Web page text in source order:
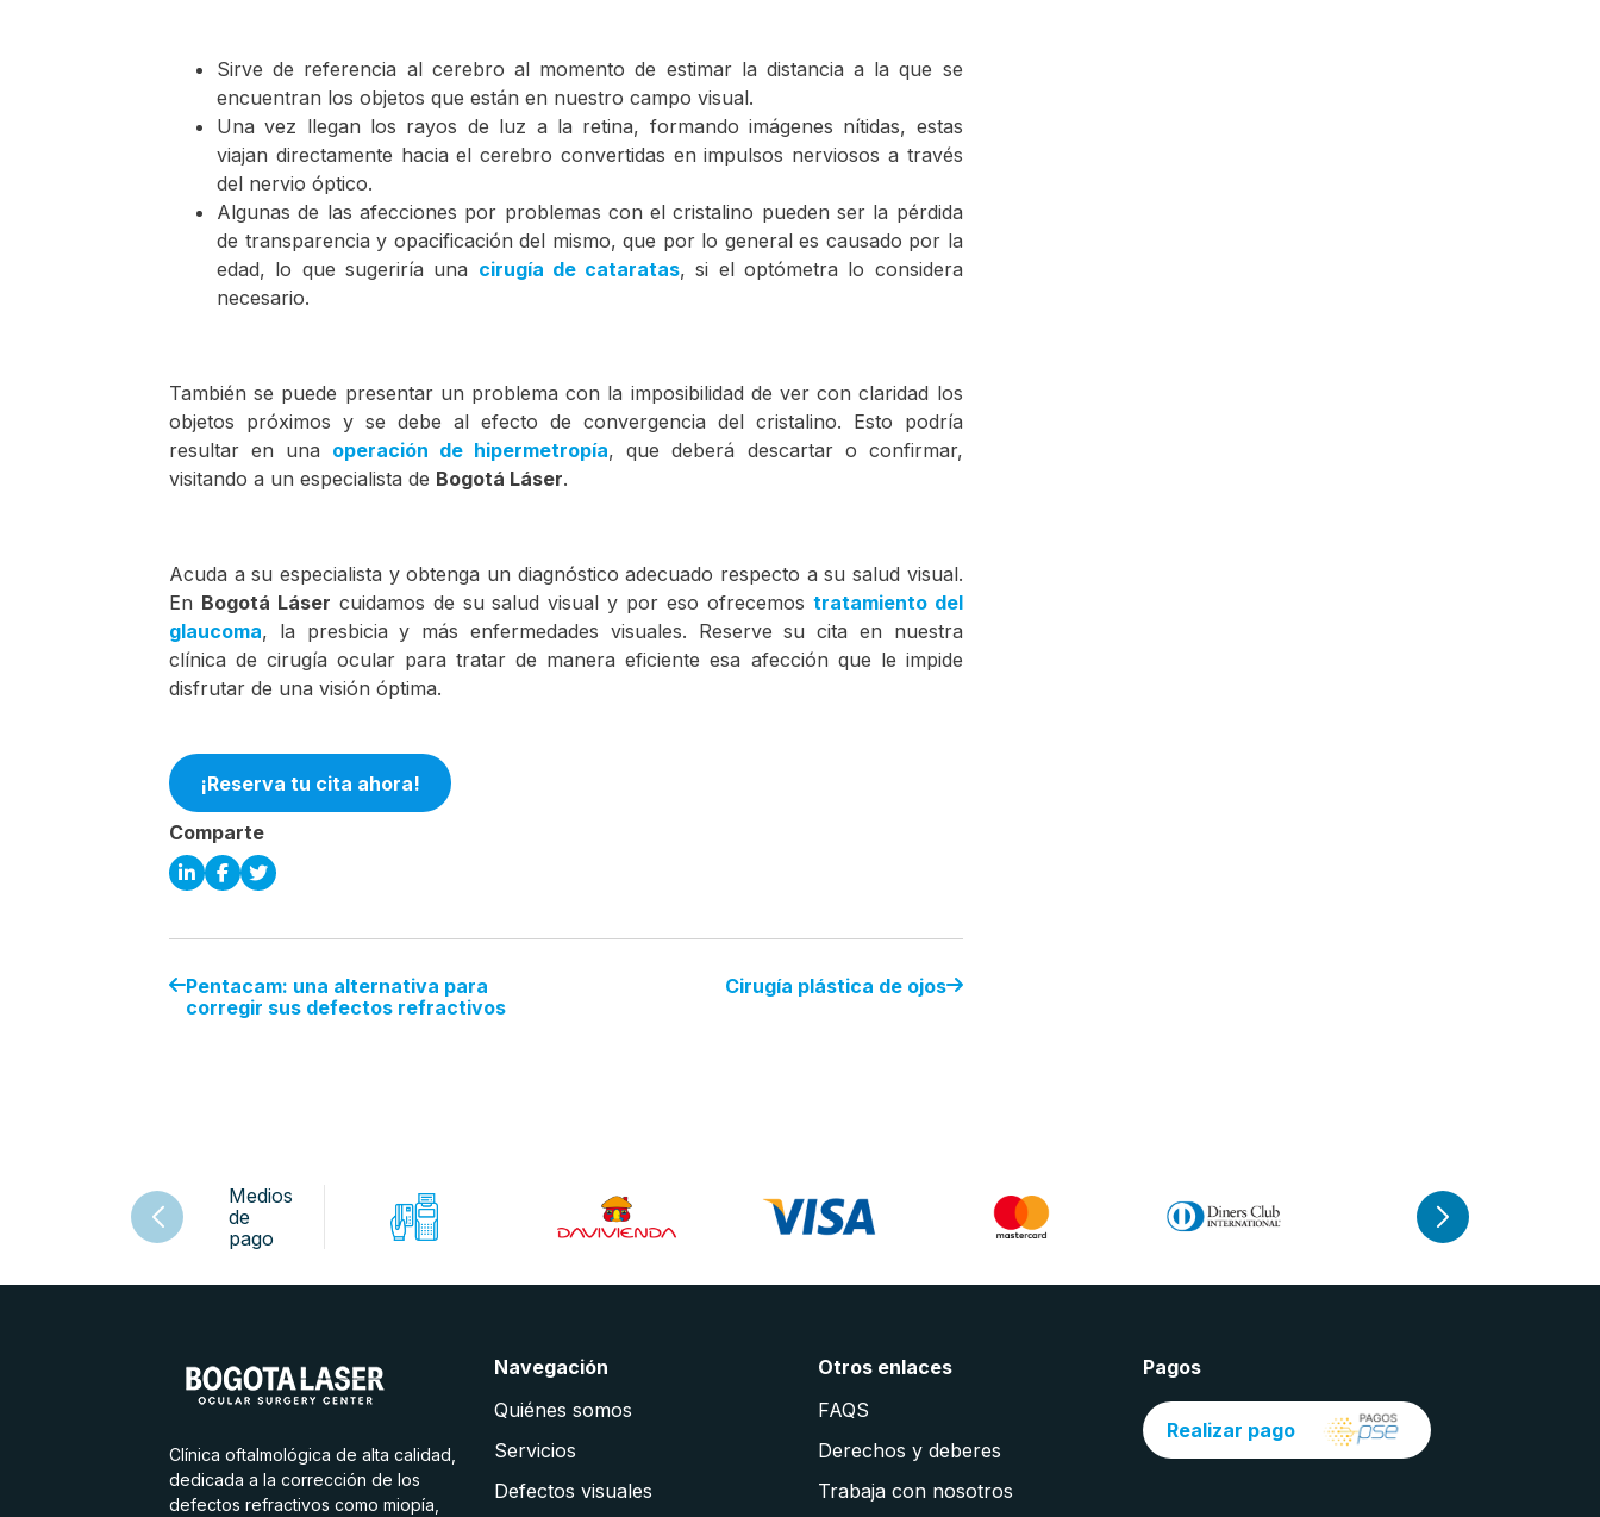
Sirve de referencia al cerebro al momento de estimar la distancia a la que se
encuentran los objetos que están en nuestro campo visual.
Una vez llegan los rayos de luz a la retina, formando imágenes nítidas, estas
viajan directamente hacia el cerebro convertidas en impulsos nerviosos a través
del nervio óptico.
Algunas de las afecciones por problemas con el cristalino pueden ser la pérdida
de transparencia y opacificación del mismo, que por lo general es causado por la
edad, lo que sugeriría una cirugía de cataratas, si el optómetra lo considera
necesario.
También se puede presentar un problema con la imposibilidad de ver con claridad los
objetos próximos y se debe al efecto de convergencia del cristalino. Esto podría
resultar en una operación de hipermetropía, que deberá descartar o confirmar,
visitando a un especialista de Bogotá Láser.
Acuda a su especialista y obtenga un diagnóstico adecuado respecto a su salud visual.
En Bogotá Láser cuidamos de su salud visual y por eso ofrecemos tratamiento del
glaucoma, la presbicia y más enfermedades visuales. Reserve su cita en nuestra
clínica de cirugía ocular para tratar de manera eficiente esa afección que le impide
disfrutar de una visión óptima.
¡Reserva tu cita ahora!
Comparte
Pentacam: una alternativa para
corregir sus defectos refractivos
Cirugía plástica de ojos
Medios
de
pago
Clínica oftalmológica de alta calidad,
dedicada a la corrección de los
defectos refractivos como miopía,
Navegación
Quiénes somos
Servicios
Defectos visuales
Otros enlaces
FAQS
Derechos y deberes
Trabaja con nosotros
Pagos
Realizar pago